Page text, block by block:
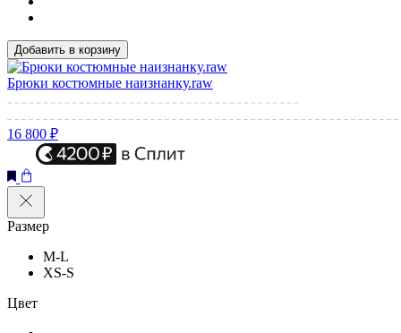
Добавить в корзину
Брюки костюмные наизнанку.raw
16 800 ₽
Размер
M-L
XS-S
Цвет